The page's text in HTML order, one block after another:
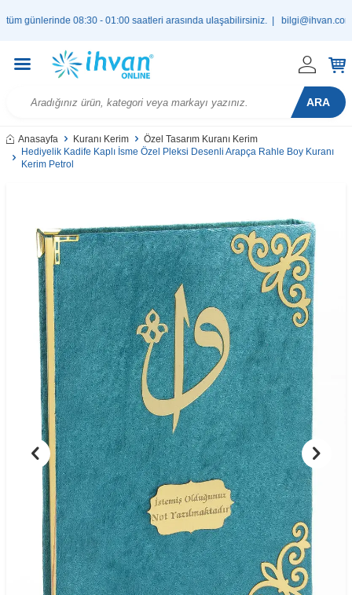
08:30 - 01:00 saatleri arasında ulaşabilirsiniz. |bilgi@ihvan.com.tr
ARA
Anasayfa Kuranı Kerim
Özel Tasarım Kuranı Kerim
Hediyelik Kadife Kaplı İsme Özel Pleksi Desenli Arapça Rahle Boy Kuranı
Kerim Petrol